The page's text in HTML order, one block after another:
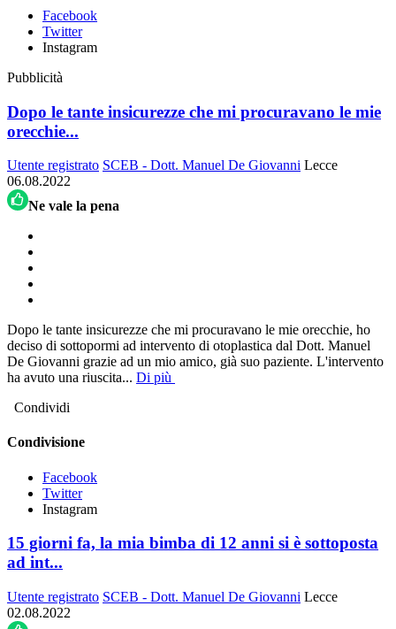
Facebook
Twitter
Instagram
Pubblicità
Dopo le tante insicurezze che mi procuravano le mie
orecchie...
Utente registrato SCEB - Dott. Manuel De Giovanni Lecce
06.08.2022
Ne vale la pena
Dopo le tante insicurezze che mi procuravano le mie orecchie, ho
deciso di sottopormi ad intervento di otoplastica dal Dott. Manuel
De Giovanni grazie ad un mio amico, già suo paziente. L'intervento
ha avuto una riuscita... Di più
Condividi
Condivisione
Facebook
Twitter
Instagram
15 giorni fa, la mia bimba di 12 anni si è sottoposta
ad int...
Utente registrato SCEB - Dott. Manuel De Giovanni Lecce
02.08.2022